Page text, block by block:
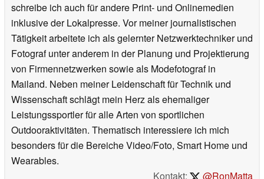
schreibe ich auch für andere Print- und Onlinemedien
inklusive der Lokalpresse. Vor meiner journalistischen
Tätigkeit arbeitete ich als gelernter Netzwerktechniker und
Fotograf unter anderem in der Planung und Projektierung
von Firmennetzwerken sowie als Modefotograf in
Mailand. Neben meiner Leidenschaft für Technik und
Wissenschaft schlägt mein Herz als ehemaliger
Leistungssportler für alle Arten von sportlichen
Outdooraktivitäten. Thematisch interessiere ich mich
besonders für die Bereiche Video/Foto, Smart Home und
Wearables.
Kontakt:
@RonMatta